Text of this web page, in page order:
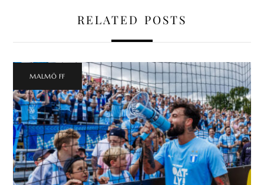
RELATED POSTS
MALMÖ FF